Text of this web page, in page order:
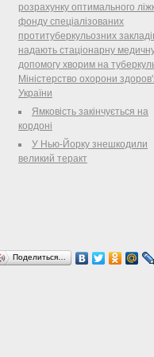
розрахунку оптимального
фонду спеціалізованих
протитуберкульозних
надають стаціонарну
допомогу хворим на
Міністерство охорони
України
Ямковість закінчується на
кордоні
У Нью-Йорку знешкодили
великий теракт
Поделиться…